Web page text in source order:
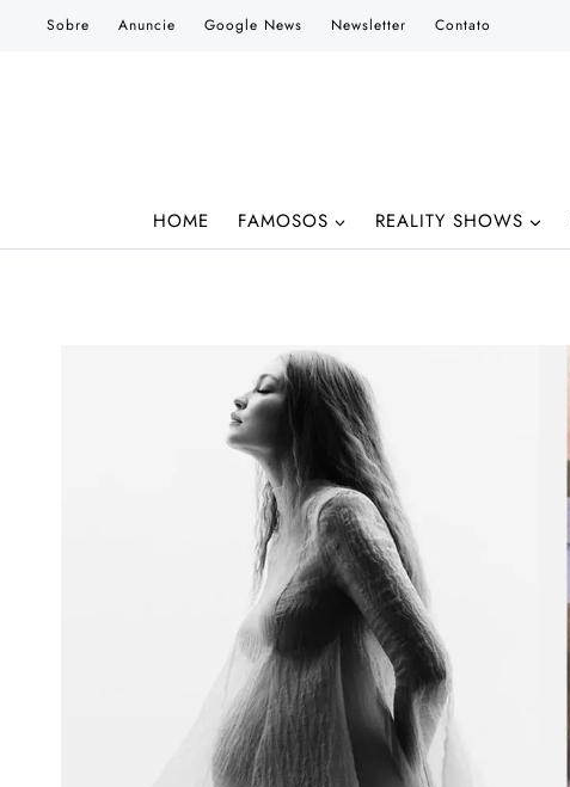
Sobre Anuncie Google News Newsletter Contato
HOME FAMOSOS REALITY SHOWS